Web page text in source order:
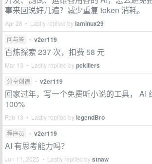
事来回说好几遍？减少重复 token 消耗。
Apr 28 • Lastly replied bylaminux29
问与答 • v2er119
百炼探索 237 次，扣费 58 元
Mar 13 • Lastly replied bypckillers
分享创造 • v2er119
回家过年，写一个免费听小说的工具， AI
100%
Feb 13 • Lastly replied bylegendBro
程序员 • v2er119
AI 有思考能力吗？
Jun 11, 2025 • Lastly replied bystnaw